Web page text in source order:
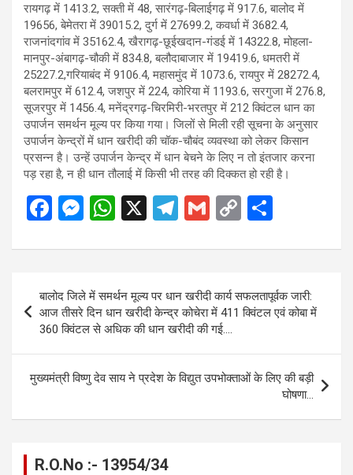
रायगढ़ में 1413.2, सक्ती में 48, सारंगढ़-बिलाईगढ़ में 917.6, बालोद में
19656, बेमेतरा में 39015.2, दुर्ग में 27699.2, कवर्धा में 3682.4,
राजनांदगांव में 35162.4, खैरागढ़-छूईखदान-गंडई में 14322.8, मोहला-
मानपुर-अंबागढ़-चौकी में 834.8, बलौदाबाजार में 19419.6, धमतरी में
25227.2,गरियाबंद में 9106.4, महासमुंद में 1073.6, रायपुर में 28272.4,
बलरामपुर में 612.4, जशपुर में 224, कोरिया में 1193.6, सरगुजा में 276.8,
सूजरपुर में 1456.4, मनेंद्रगढ़-चिरमिरी-भरतपुर में 212 क्विंटल धान का
उपार्जन समर्थन मूल्य पर किया गया। जिलों से मिली रही सूचना के अनुसार
उपार्जन केन्द्रों में धान खरीदी की चॉक-चौबंद व्यवस्था को लेकर किसान
प्रसन्न है। उन्हें उपार्जन केन्द्र में धान बेचने के लिए न तो इंतजार करना
पड़ रहा है, न ही धान तौलाई में किसी भी तरह की दिक्कत हो रही है।
F
ce
b
o
o
k
M
se
n
g
er
W
at
s
A
p
p
X
T
e
gr
a
m
G
ail
C
py
n
ar
e
navigation
बालोद जिले में समर्थन मूल्य पर धान खरीदी कार्य सफलतापूर्वक जारी:
आज तीसरे दिन धान खरीदी केन्द्र कोचेरा में 411 क्विंटल एवं कोबा में
360 क्विंटल से अधिक की धान खरीदी की गई….
मुख्यमंत्री विष्णु देव साय ने प्रदेश के विद्युत उपभोक्ताओं के लिए की बड़ी
घोषणा…
R.O.No :- 13954/34